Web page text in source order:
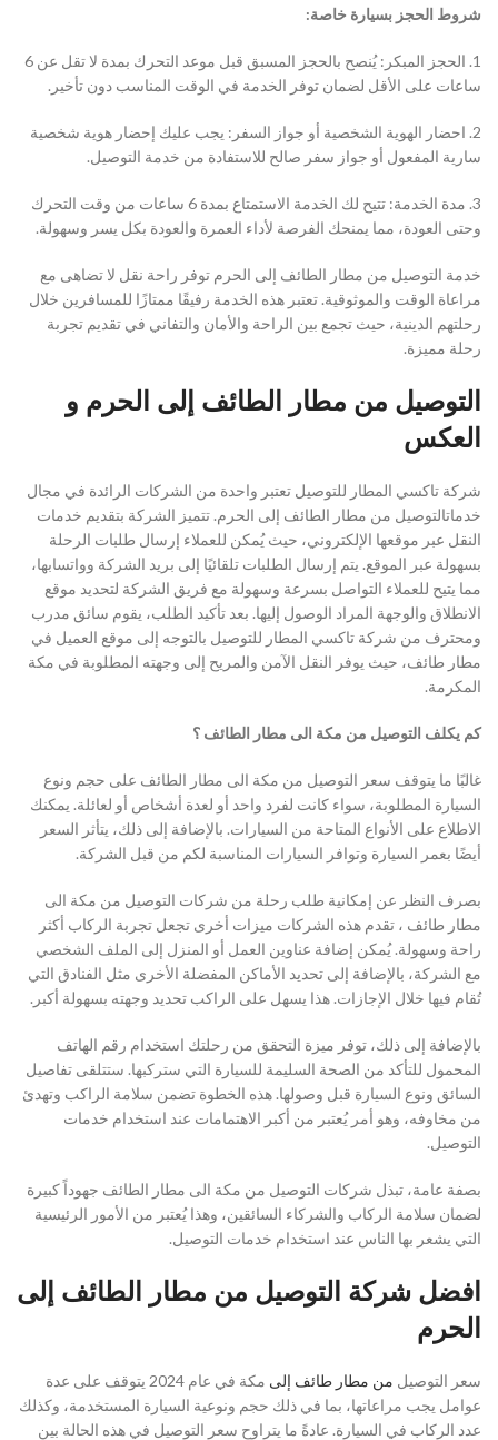
شروط الحجز بسيارة خاصة:
1. الحجز المبكر: يُنصح بالحجز المسبق قبل موعد التحرك بمدة لا تقل عن 6
ساعات على الأقل لضمان توفر الخدمة في الوقت المناسب دون تأخير.
2. احضار الهوية الشخصية أو جواز السفر: يجب عليك إحضار هوية شخصية
سارية المفعول أو جواز سفر صالح للاستفادة من خدمة التوصيل.
3. مدة الخدمة: تتيح لك الخدمة الاستمتاع بمدة 6 ساعات من وقت التحرك
وحتى العودة، مما يمنحك الفرصة لأداء العمرة والعودة بكل يسر وسهولة.
خدمة التوصيل من مطار الطائف إلى الحرم توفر راحة نقل لا تضاهى مع
مراعاة الوقت والموثوقية. تعتبر هذه الخدمة رفيقًا ممتازًا للمسافرين خلال
رحلتهم الدينية، حيث تجمع بين الراحة والأمان والتفاني في تقديم تجربة
رحلة مميزة.
التوصيل من مطار الطائف إلى الحرم و
العكس
شركة تاكسي المطار للتوصيل تعتبر واحدة من الشركات الرائدة في مجال
خدماتالتوصيل من مطار الطائف إلى الحرم. تتميز الشركة بتقديم خدمات
النقل عبر موقعها الإلكتروني، حيث يُمكن للعملاء إرسال طلبات الرحلة
بسهولة عبر الموقع. يتم إرسال الطلبات تلقائيًا إلى بريد الشركة وواتسابها،
مما يتيح للعملاء التواصل بسرعة وسهولة مع فريق الشركة لتحديد موقع
الانطلاق والوجهة المراد الوصول إليها. بعد تأكيد الطلب، يقوم سائق مدرب
ومحترف من شركة تاكسي المطار للتوصيل بالتوجه إلى موقع العميل في
مطار طائف، حيث يوفر النقل الآمن والمريح إلى وجهته المطلوبة في مكة
المكرمة.
كم يكلف التوصيل من مكة الى مطار الطائف ؟
غالبًا ما يتوقف سعر التوصيل من مكة الى مطار الطائف على حجم ونوع
السيارة المطلوبة، سواء كانت لفرد واحد أو لعدة أشخاص أو لعائلة. يمكنك
الاطلاع على الأنواع المتاحة من السيارات. بالإضافة إلى ذلك، يتأثر السعر
أيضًا بعمر السيارة وتوافر السيارات المناسبة لكم من قبل الشركة.
بصرف النظر عن إمكانية طلب رحلة من شركات التوصيل من مكة الى
مطار طائف ، تقدم هذه الشركات ميزات أخرى تجعل تجربة الركاب أكثر
راحة وسهولة. يُمكن إضافة عناوين العمل أو المنزل إلى الملف الشخصي
مع الشركة، بالإضافة إلى تحديد الأماكن المفضلة الأخرى مثل الفنادق التي
تُقام فيها خلال الإجازات. هذا يسهل على الراكب تحديد وجهته بسهولة أكبر.
بالإضافة إلى ذلك، توفر ميزة التحقق من رحلتك استخدام رقم الهاتف
المحمول للتأكد من الصحة السليمة للسيارة التي ستركبها. ستتلقى تفاصيل
السائق ونوع السيارة قبل وصولها. هذه الخطوة تضمن سلامة الراكب وتهدئ
من مخاوفه، وهو أمر يُعتبر من أكبر الاهتمامات عند استخدام خدمات
التوصيل.
بصفة عامة، تبذل شركات التوصيل من مكة الى مطار الطائف جهوداً كبيرة
لضمان سلامة الركاب والشركاء السائقين، وهذا يُعتبر من الأمور الرئيسية
التي يشعر بها الناس عند استخدام خدمات التوصيل.
افضل شركة التوصيل من مطار الطائف إلى
الحرم
سعر التوصيل من مطار طائف إلى
مكة في عام 2024 يتوقف على عدة
عوامل يجب مراعاتها، بما في ذلك حجم ونوعية السيارة المستخدمة، وكذلك
عدد الركاب في السيارة. عادةً ما يتراوح سعر التوصيل في هذه الحالة بين